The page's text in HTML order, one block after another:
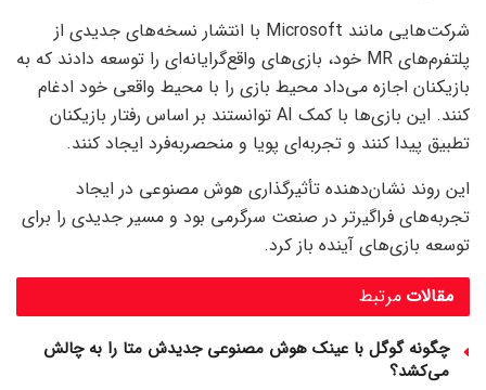
شرکت‌هایی مانند Microsoft با انتشار نسخه‌های جدیدی از
پلتفرم‌های MR خود، بازی‌های واقع‌گرایانه‌ای را توسعه دادند که به
بازیکنان اجازه می‌داد محیط بازی را با محیط واقعی خود ادغام
کنند. این بازی‌ها با کمک AI توانستند بر اساس رفتار بازیکنان
تطبیق پیدا کنند و تجربه‌ای پویا و منحصربه‌فرد ایجاد کنند.
این روند نشان‌دهنده تأثیرگذاری هوش مصنوعی در ایجاد
تجربه‌های فراگیرتر در صنعت سرگرمی بود و مسیر جدیدی را برای
توسعه بازی‌های آینده باز کرد.
مرتبط مقالات
چگونه گوگل با عینک هوش مصنوعی جدیدش متا را به چالش
می‌کشد؟